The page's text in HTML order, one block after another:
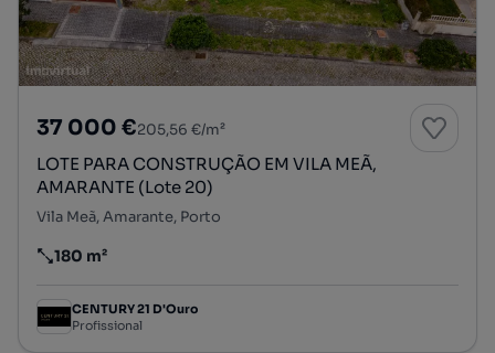
37 000 €205,56 €/m²
LOTE PARA CONSTRUÇÃO EM VILA MEÃ,
AMARANTE (Lote 20)
Vila Meã, Amarante, Porto
Preço por metro quadrado
180 m²
CENTURY 21 D'Ouro
Profissional